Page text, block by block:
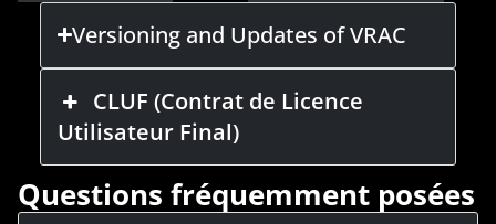
Versioning and Updates of VRAC
CLUF (Contrat de Licence
Utilisateur Final)
Questions fréquemment posées